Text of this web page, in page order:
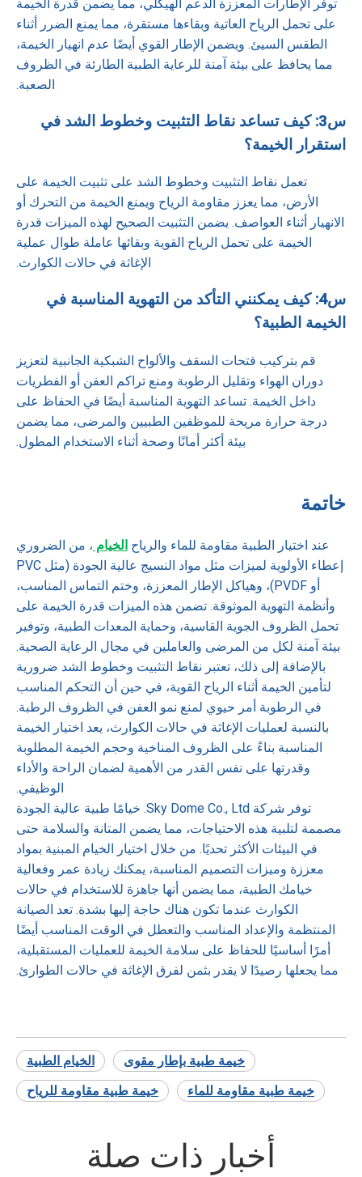
توفر الإطارات المعززة الدعم الهيكلي، مما يضمن قدرة الخيمة
على تحمل الرياح العاتية وبقاءها مستقرة، مما يمنع الضرر أثناء
الطقس السيئ. ويضمن الإطار القوي أيضًا عدم انهيار الخيمة،
مما يحافظ على بيئة آمنة للرعاية الطبية الطارئة في الظروف
الصعبة.
س3: كيف تساعد نقاط التثبيت وخطوط الشد في
استقرار الخيمة؟
تعمل نقاط التثبيت وخطوط الشد على تثبيت الخيمة على
الأرض، مما يعزز مقاومة الرياح ويمنع الخيمة من التحرك أو
الانهيار أثناء العواصف. يضمن التثبيت الصحيح لهذه الميزات قدرة
الخيمة على تحمل الرياح القوية وبقائها عاملة طوال عملية
الإغاثة في حالات الكوارث.
س4: كيف يمكنني التأكد من التهوية المناسبة في
الخيمة الطبية؟
قم بتركيب فتحات السقف والألواح الشبكية الجانبية لتعزيز
دوران الهواء وتقليل الرطوبة ومنع تراكم العفن أو الفطريات
داخل الخيمة. تساعد التهوية المناسبة أيضًا في الحفاظ على
درجة حرارة مريحة للموظفين الطبيين والمرضى، مما يضمن
بيئة أكثر أمانًا وصحة أثناء الاستخدام المطول.
خاتمة
عند اختيار الطبية مقاومة للماء والرياح الخيام ، من الضروري
إعطاء الأولوية لميزات مثل مواد النسيج عالية الجودة (مثل PVC
أو PVDF)، وهياكل الإطار المعززة، وختم التماس المناسب،
وأنظمة التهوية الموثوقة. تضمن هذه الميزات قدرة الخيمة على
تحمل الظروف الجوية القاسية، وحماية المعدات الطبية، وتوفير
بيئة آمنة لكل من المرضى والعاملين في مجال الرعاية الصحية.
بالإضافة إلى ذلك، تعتبر نقاط التثبيت وخطوط الشد ضرورية
لتأمين الخيمة أثناء الرياح القوية، في حين أن التحكم المناسب
في الرطوبة أمر حيوي لمنع نمو العفن في الظروف الرطبة.
بالنسبة لعمليات الإغاثة في حالات الكوارث، يعد اختيار الخيمة
المناسبة بناءً على الظروف المناخية وحجم الخيمة المطلوبة
وقدرتها على نفس القدر من الأهمية لضمان الراحة والأداء
الوظيفي.
توفر شركة Sky Dome Co., Ltd. خيامًا طبية عالية الجودة
مصممة لتلبية هذه الاحتياجات، مما يضمن المتانة والسلامة حتى
في البيئات الأكثر تحديًا. من خلال اختيار الخيام المبنية بمواد
معززة وميزات التصميم المناسبة، يمكنك زيادة عمر وفعالية
خيامك الطبية، مما يضمن أنها جاهزة للاستخدام في حالات
الكوارث عندما تكون هناك حاجة إليها بشدة. تعد الصيانة
المنتظمة والإعداد المناسب والتعطل في الوقت المناسب أيضًا
أمرًا أساسيًا للحفاظ على سلامة الخيمة للعمليات المستقبلية،
مما يجعلها رصيدًا لا يقدر بثمن لفرق الإغاثة في حالات الطوارئ.
الخيام الطبية
خيمة طبية بإطار مقوى
خيمة طبية مقاومة للرياح
خيمة طبية مقاومة للماء
أخبار ذات صلة